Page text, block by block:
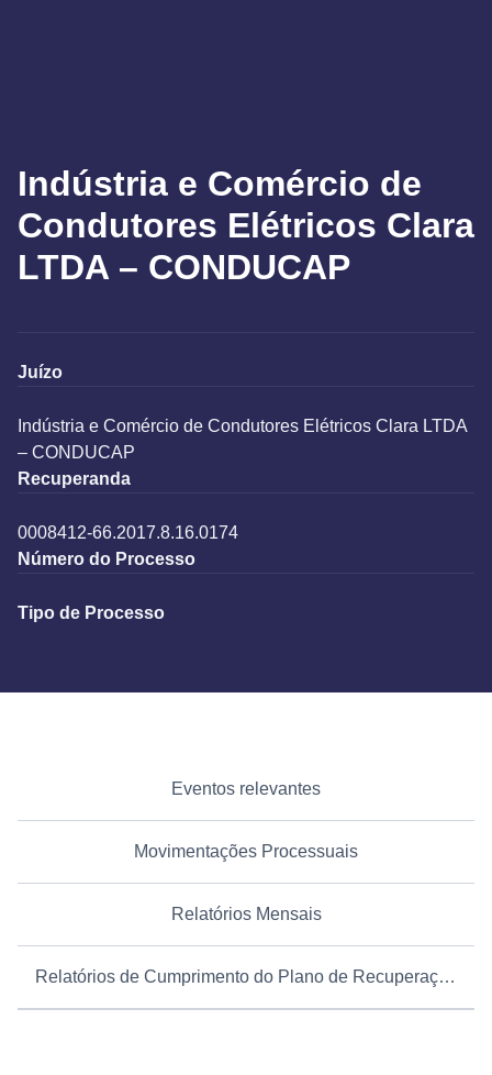
Indústria e Comércio de
Condutores Elétricos Clara
LTDA – CONDUCAP
Juízo
Indústria e Comércio de Condutores Elétricos Clara LTDA
– CONDUCAP
Recuperanda
0008412-66.2017.8.16.0174
Número do Processo
Tipo de Processo
Eventos relevantes
Movimentações Processuais
Relatórios Mensais
Relatórios de Cumprimento do Plano de Recuperação Judicial